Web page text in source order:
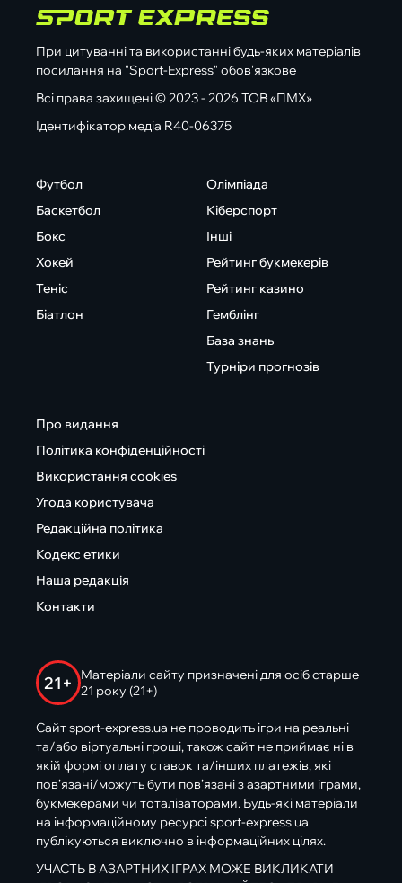
При цитуванні та використанні будь-яких матеріалів
посилання на "Sport-Express" обов'язкове
Всі права захищені © 2023 - 2026 ТОВ «ПМХ»
Ідентифікатор медіа R40-06375
Футбол
Баскетбол
Бокс
Хокей
Теніс
Біатлон
Олімпіада
Кіберспорт
Інші
Рейтинг букмекерів
Рейтинг казино
Гемблінг
База знань
Турніри прогнозів
Про видання
Політика конфіденційності
Використання cookies
Угода користувача
Редакційна політика
Кодекс етики
Наша редакція
Контакти
21+
Матеріали сайту призначені для осіб старше
21 року (21+)
Сайт sport-express.ua не проводить ігри на реальні
та/або віртуальні гроші, також сайт не приймає ні в
якій формі оплату ставок та/інших платежів, які
пов’язані/можуть бути пов’язані з азартними іграми,
букмекерами чи тоталізаторами. Будь-які матеріали
на інформаційному ресурсі sport-express.ua
публікуються виключно в інформаційних цілях.
УЧАСТЬ В АЗАРТНИХ ІГРАХ МОЖЕ ВИКЛИКАТИ